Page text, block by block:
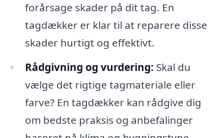
forårsage skader på dit tag. En
tagdækker er klar til at reparere disse
skader hurtigt og effektivt.
Rådgivning og vurdering: Skal du
vælge det rigtige tagmateriale eller
farve? En tagdækker kan rådgive dig
om bedste praksis og anbefalinger